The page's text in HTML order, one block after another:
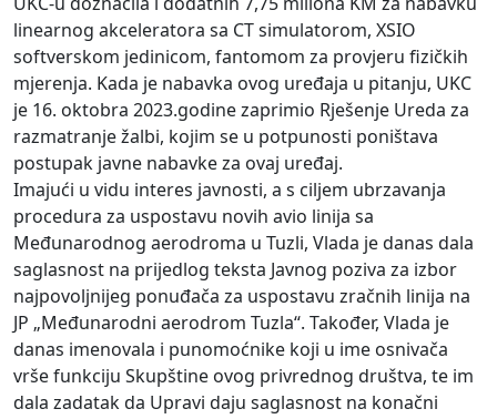
linearnog akceleratora sa CT simulatorom, XSIO
softverskom jedinicom, fantomom za provjeru fizičkih
mjerenja. Kada je nabavka ovog uređaja u pitanju, UKC
je 16. oktobra 2023.godine zaprimio Rješenje Ureda za
razmatranje žalbi, kojim se u potpunosti poništava
postupak javne nabavke za ovaj uređaj.
Imajući u vidu interes javnosti, a s ciljem ubrzavanja
procedura za uspostavu novih avio linija sa
Međunarodnog aerodroma u Tuzli, Vlada je danas dala
saglasnost na prijedlog teksta Javnog poziva za izbor
najpovoljnijeg ponuđača za uspostavu zračnih linija na
JP „Međunarodni aerodrom Tuzla“. Također, Vlada je
danas imenovala i punomoćnike koji u ime osnivača
vrše funkciju Skupštine ovog privrednog društva, te im
dala zadatak da Upravi daju saglasnost na konačni